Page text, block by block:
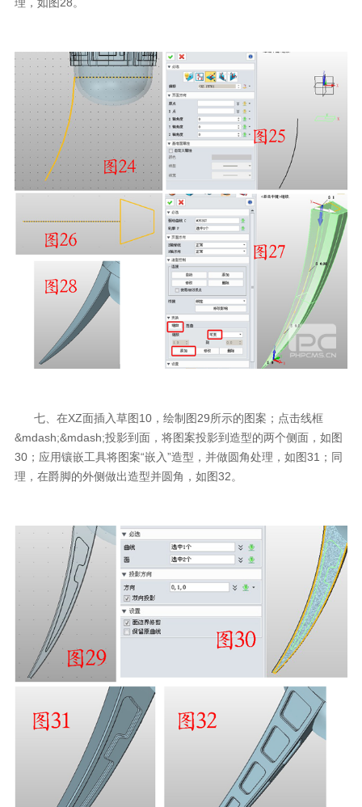
七、在XZ面插入草图10，绘制图29所示的图案；点击线框
&mdash;&mdash;投影到面，将图案投影到造型的两个侧面，如图
30；应用镶嵌工具将图案“嵌入”造型，并做圆角处理，如图31；同
理，在爵脚的外侧做出造型并圆角，如图32。